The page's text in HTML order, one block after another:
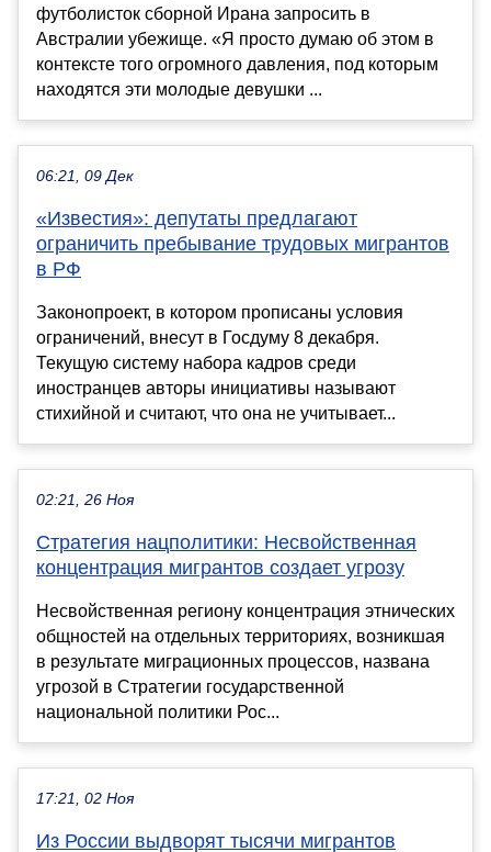
футболисток сборной Ирана запросить в
Австралии убежище. «Я просто думаю об этом в
контексте того огромного давления, под которым
находятся эти молодые девушки ...
06:21, 09 Дек
«Известия»: депутаты предлагают
ограничить пребывание трудовых мигрантов
в РФ
Законопроект, в котором прописаны условия
ограничений, внесут в Госдуму 8 декабря.
Текущую систему набора кадров среди
иностранцев авторы инициативы называют
стихийной и считают, что она не учитывает...
02:21, 26 Ноя
Стратегия нацполитики: Несвойственная
концентрация мигрантов создает угрозу
Несвойственная региону концентрация этнических
общностей на отдельных территориях, возникшая
в результате миграционных процессов, названа
угрозой в Стратегии государственной
национальной политики Рос...
17:21, 02 Ноя
Из России выдворят тысячи мигрантов